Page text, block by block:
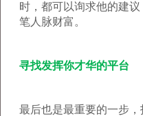
时，都可以询求他的建
笔人脉财富。
寻找发挥你才华的平台
最后也是最重要的一步